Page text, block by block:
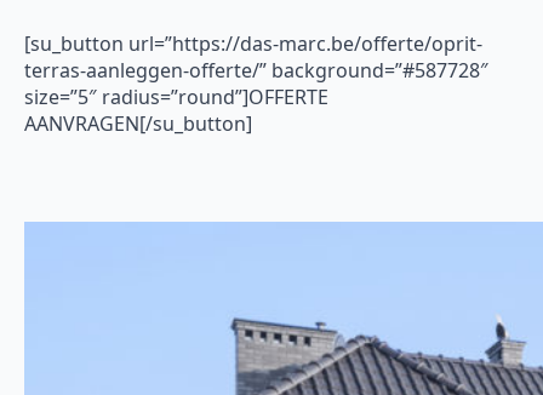
[su_button url=”https://das-marc.be/offerte/oprit-
terras-aanleggen-offerte/” background=”#587728″
size=”5″ radius=”round”]OFFERTE
AANVRAGEN[/su_button]